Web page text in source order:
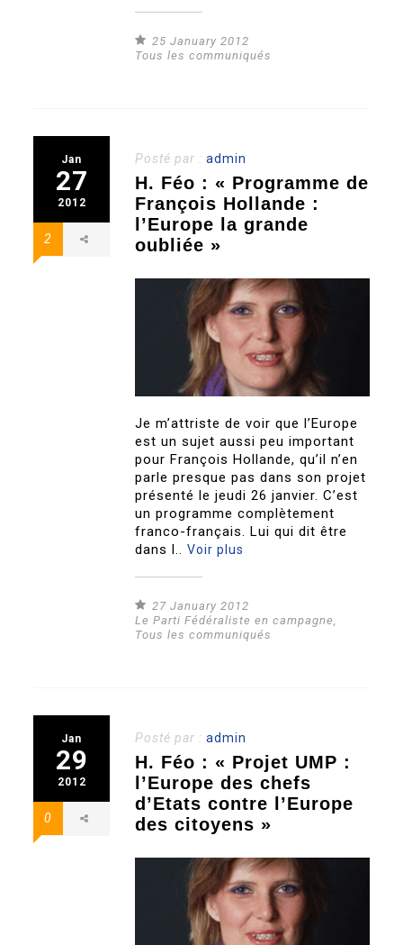
25 January 2012
Tous les communiqués
Jan
27
2012
2
Posté par :admin
H. Féo : « Programme de
François Hollande :
l’Europe la grande
oubliée »
Je m’attriste de voir que l’Europe
est un sujet aussi peu important
pour François Hollande, qu’il n’en
parle presque pas dans son projet
présenté le jeudi 26 janvier. C’est
un programme complètement
franco-français. Lui qui dit être
dans l..Voir plus
27 January 2012
Le Parti Fédéraliste en campagne,
Tous les communiqués
Jan
29
2012
0
Posté par :admin
H. Féo : « Projet UMP :
l’Europe des chefs
d’Etats contre l’Europe
des citoyens »